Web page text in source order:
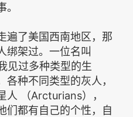
遍了美国西南地区，那
绑架过。一位名叫
见过多种类型的生
种不同类型的灰人，
人 （Arcturians），
们都有自己的个性，自